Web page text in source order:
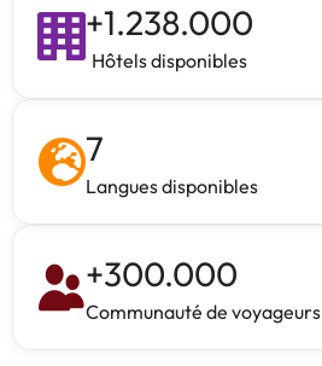
+1.238.000
Hôtels disponibles
7
Langues disponibles
+300.000
Communauté de voyageurs